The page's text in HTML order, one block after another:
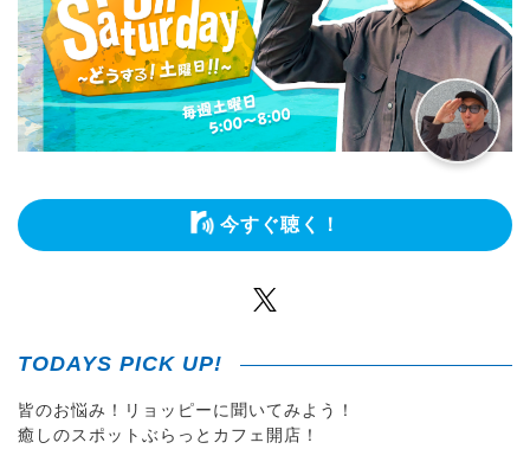
今すぐ聴く！
TODAYS PICK UP!
皆のお悩み！リョッピーに聞いてみよう！
癒しのスポットぶらっとカフェ開店！